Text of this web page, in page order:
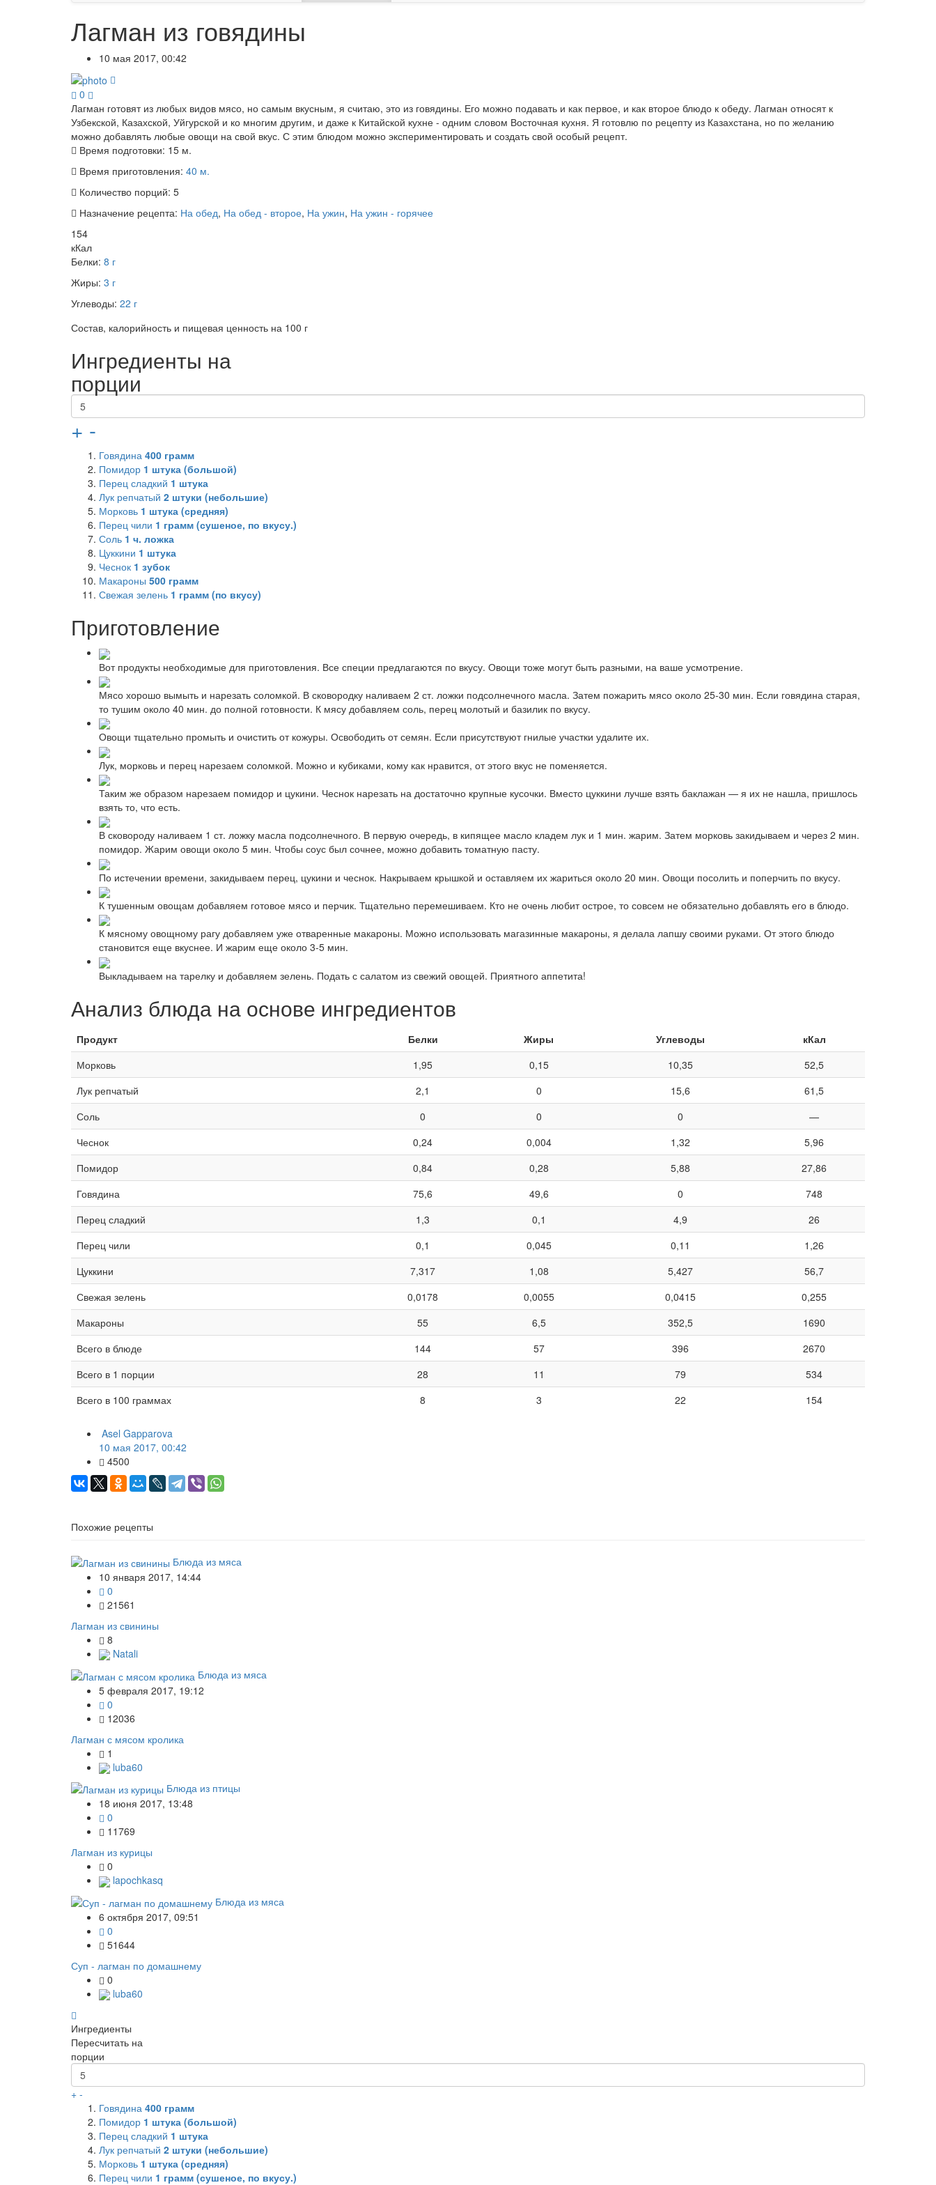
Лагман из говядины
10 мая 2017, 00:42
0
Лагман готовят из любых видов мясо, но самым вкусным, я считаю, это из говядины. Его можно подавать и как первое, и как второе блюдо к обеду. Лагман относят к
Узбекской, Казахской, Уйгурской и ко многим другим, и даже к Китайской кухне - одним словом Восточная кухня. Я готовлю по рецепту из Казахстана, но по желанию
можно добавлять любые овощи на свой вкус. С этим блюдом можно экспериментировать и создать свой особый рецепт.
Время подготовки: 15 м.
Время приготовления: 40 м.
Количество порций: 5
Назначение рецепта: На обед, На обед - второе, На ужин, На ужин - горячее
154
кКал
Белки: 8 г
Жиры: 3 г
Углеводы: 22 г
Состав, калорийность и пищевая ценность на 100 г
Ингредиенты на
порции
+ -
Говядина 400 грамм
Помидор 1 штука (большой)
Перец сладкий 1 штука
Лук репчатый 2 штуки (небольшие)
Морковь 1 штука (средняя)
Перец чили 1 грамм (сушеное, по вкусу.)
Соль 1 ч. ложка
Цуккини 1 штука
Чеснок 1 зубок
Макароны 500 грамм
Свежая зелень 1 грамм (по вкусу)
Приготовление
Вот продукты необходимые для приготовления. Все специи предлагаются по вкусу. Овощи тоже могут быть разными, на ваше усмотрение.
Мясо хорошо вымыть и нарезать соломкой. В сковородку наливаем 2 ст. ложки подсолнечного масла. Затем пожарить мясо около 25-30 мин. Если говядина старая,
то тушим около 40 мин. до полной готовности. К мясу добавляем соль, перец молотый и базилик по вкусу.
Овощи тщательно промыть и очистить от кожуры. Освободить от семян. Если присутствуют гнилые участки удалите их.
Лук, морковь и перец нарезаем соломкой. Можно и кубиками, кому как нравится, от этого вкус не поменяется.
Таким же образом нарезаем помидор и цукини. Чеснок нарезать на достаточно крупные кусочки. Вместо цуккини лучше взять баклажан — я их не нашла, пришлось
взять то, что есть.
В сковороду наливаем 1 ст. ложку масла подсолнечного. В первую очередь, в кипящее масло кладем лук и 1 мин. жарим. Затем морковь закидываем и через 2 мин.
помидор. Жарим овощи около 5 мин. Чтобы соус был сочнее, можно добавить томатную пасту.
По истечении времени, закидываем перец, цукини и чеснок. Накрываем крышкой и оставляем их жариться около 20 мин. Овощи посолить и поперчить по вкусу.
К тушенным овощам добавляем готовое мясо и перчик. Тщательно перемешиваем. Кто не очень любит острое, то совсем не обязательно добавлять его в блюдо.
К мясному овощному рагу добавляем уже отваренные макароны. Можно использовать магазинные макароны, я делала лапшу своими руками. От этого блюдо
становится еще вкуснее. И жарим еще около 3-5 мин.
Выкладываем на тарелку и добавляем зелень. Подать с салатом из свежий овощей. Приятного аппетита!
Анализ блюда на основе ингредиентов
Продукт Белки Жиры Углеводы
кКал
Морковь
1,95 0,15 10,35
52,5
Лук репчатый
2,1 0 15,6
61,5
Соль
0 0 0
—
Чеснок
0,24 0,004 1,32
5,96
Помидор
0,84 0,28 5,88
27,86
Говядина
75,6 49,6 0
748
Перец сладкий
1,3 0,1 4,9
26
Перец чили
0,1 0,045 0,11
1,26
Цуккини
7,317 1,08 5,427
56,7
Свежая зелень
0,0178 0,0055 0,0415
0,255
Макароны
55 6,5 352,5
1690
Всего в блюде
144 57 396
2670
Всего в 1 порции
28 11 79
534
Всего в 100 граммах
8 3 22 154
Asel Gapparova
10 мая 2017, 00:42
4500
Похожие рецепты
Блюда из мяса
10 января 2017, 14:44
0
21561
Лагман из свинины
8
Natali
Блюда из мяса
5 февраля 2017, 19:12
0
12036
Лагман с мясом кролика
1
luba60
Блюда из птицы
18 июня 2017, 13:48
0
11769
Лагман из курицы
0
lapochkasq
Блюда из мяса
6 октября 2017, 09:51
0
51644
Суп - лагман по домашнему
0
luba60
Ингредиенты
Пересчитать на
порции
+ -
Говядина 400 грамм
Помидор 1 штука (большой)
Перец сладкий 1 штука
Лук репчатый 2 штуки (небольшие)
Морковь 1 штука (средняя)
Перец чили 1 грамм (сушеное, по вкусу.)